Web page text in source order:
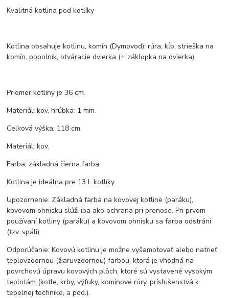
Kvalitná kotlina pod kotlíky
Kotlina obsahuje kotlinu, komín (Dymovod): rúra, kĺb, strieška na
komín, popolník, otváracie dvierka (+ záklopka na dvierka).
Priemer kotliny je 36 cm.
Materiál: kov, hrúbka: 1 mm.
Celková výška: 118 cm.
Materiál: kov.
Farba: základná čierna farba.
Kotlina je ideálna pre 13 L kotlíky.
Upozornenie: Základná farba na kovovej kotline (paráku),
kovovom ohnisku slúži iba ako ochrana pri prenose. Pri prvom
používaní kotliny (paráku) a kovovom ohnisku sa farba odstráni
(tzv. spáli)
Odporúčanie: Kovovú kotlinu je možne vyšamotovať alebo natrieť
teplovzdornou (žiaruvzdornou) farbou, ktorá je vhodná na
povrchovú úpravu kovových plôch, ktoré sú vystavené vysokým
teplotám (kotle, krby, výfuky, komínové rúry, príslušenstvá k
tepelnej technike, a pod.).